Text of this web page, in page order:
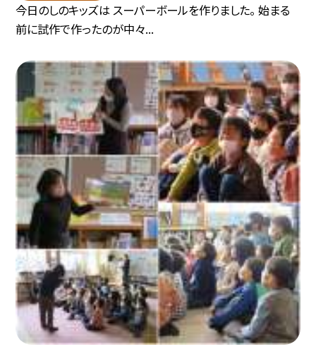
今日のしのキッズは スーパーボールを作りました。 始まる
前に試作で作ったのが中々...